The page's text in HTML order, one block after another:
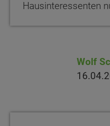
Hausinteressenten
Wolf